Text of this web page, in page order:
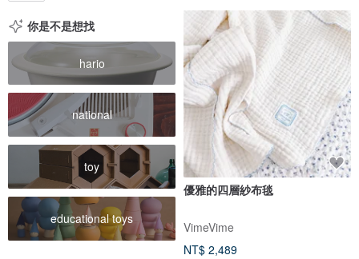
你是不是想找
hario
national
toy
educational toys
優雅的四層紗布毯
VimeVime
NT$ 2,489